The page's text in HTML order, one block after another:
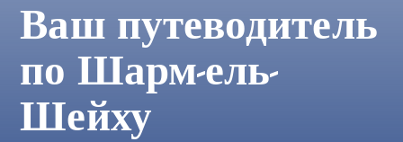
Ваш путеводитель
по Шарм-ель-
Шейху